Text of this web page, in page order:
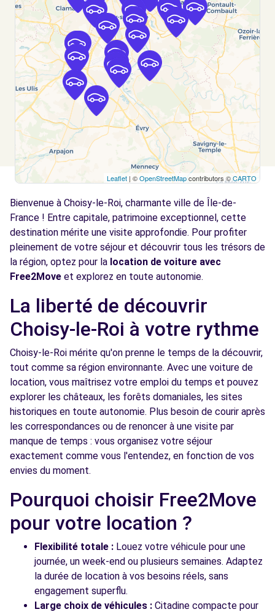
CRETEIL, 94000
Voir l'agence
Free2Move Rent - TRUJAS PARIS EST
CRETEIL - CRETEIL (C)
4.5
km
89 AVENUE DU GENERAL DE GAULLE
CRETEIL, 94000
Voir l'agence
Free2Move Rent - GARAGE DE L'ARC EN CIEL4.5
21 RUE NOTRE DAME
RUNGIS, 94150
Free2Move Rent - MAVIA - MAISONS-
ALFORT (C)
34 BIS AVENUE DU GENERAL LECLERC
MAISONS-ALFORT, 94700
Voir l'agence
Free2Move Rent - GARAGE DES QUAIS -
ALFORTVILLE (C)
5.8
2 RUE CHARLES DE GAULLE
ALFORTVILLE, 94140
Free2Move Rent - FAURE - BONNEUIL-SUR-
MARNE (C)
AVENUE DU 19 MARS 1962
BONNEUIL-SUR-MARNE, 94380
Voir l'agence
Leaflet | ©OpenStreetMapcontributors ©CARTO
Bienvenue à Choisy-le-Roi, charmante ville de Île-de-
France ! Entre capitale, patrimoine exceptionnel, cette
destination mérite une visite approfondie. Pour profiter
pleinement de votre séjour et découvrir tous les trésors de
la région, optez pour la location de voiture avec
Free2Move et explorez en toute autonomie.
La liberté de découvrir
Choisy-le-Roi à votre rythme
Choisy-le-Roi mérite qu'on prenne le temps de la découvrir,
tout comme sa région environnante. Avec une voiture de
location, vous maîtrisez votre emploi du temps et pouvez
explorer les châteaux, les forêts domaniales, les sites
historiques en toute autonomie. Plus besoin de courir après
les correspondances ou de renoncer à une visite par
manque de temps : vous organisez votre séjour
exactement comme vous l'entendez, en fonction de vos
envies du moment.
Pourquoi choisir Free2Move
pour votre location ?
Flexibilité totale : Louez votre véhicule pour une
journée, un week-end ou plusieurs semaines. Adaptez
la durée de location à vos besoins réels, sans
engagement superflu.
Large choix de véhicules : Citadine compacte pour